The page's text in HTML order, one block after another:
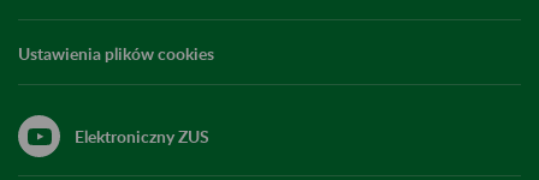
Ustawienia plików cookies
Elektroniczny ZUS